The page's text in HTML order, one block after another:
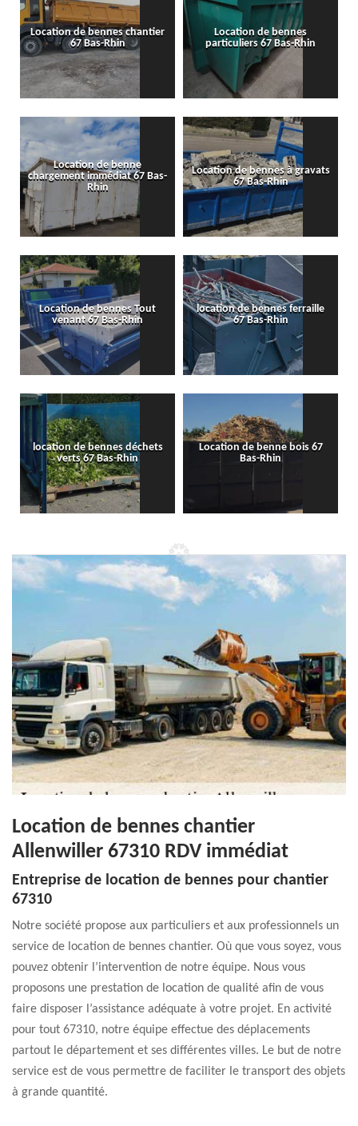
Location de bennes chantier
67 Bas-Rhin
Location de bennes
particuliers 67 Bas-Rhin
Location de benne
chargement immédiat 67 Bas-
Rhin
Location de bennes à gravats
67 Bas-Rhin
Location de bennes Tout
venant 67 Bas-Rhin
location de bennes ferraille
67 Bas-Rhin
location de bennes déchets
verts 67 Bas-Rhin
Location de benne bois 67
Bas-Rhin
Location de bennes chantier
Allenwiller 67310 RDV immédiat
Entreprise de location de bennes pour chantier
67310
Notre société propose aux particuliers et aux professionnels un
service de location de bennes chantier. Où que vous soyez, vous
pouvez obtenir l’intervention de notre équipe. Nous vous
proposons une prestation de location de qualité afin de vous
faire disposer l’assistance adéquate à votre projet. En activité
pour tout 67310, notre équipe effectue des déplacements
partout le département et ses différentes villes. Le but de notre
service est de vous permettre de faciliter le transport des objets
à grande quantité.